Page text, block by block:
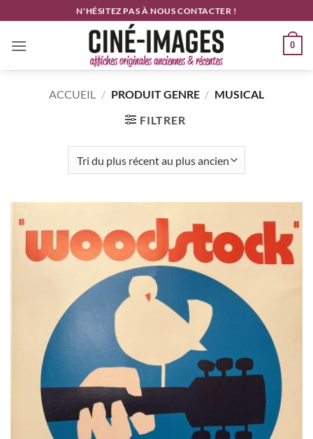
au
contenu
N'HÉSITEZ PAS À NOUS CONTACTER !
0
ACCUEIL / PRODUIT GENRE / MUSICAL
FILTRER